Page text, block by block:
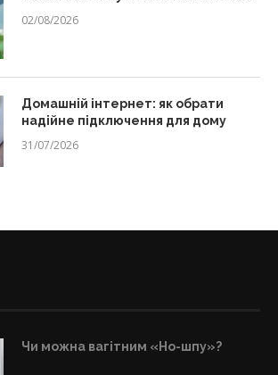
02/08/2026
Домашній інтернет: як обрати
надійне підключення для дому
31/07/2026
Чи можна вагітним «Но-шпу»?